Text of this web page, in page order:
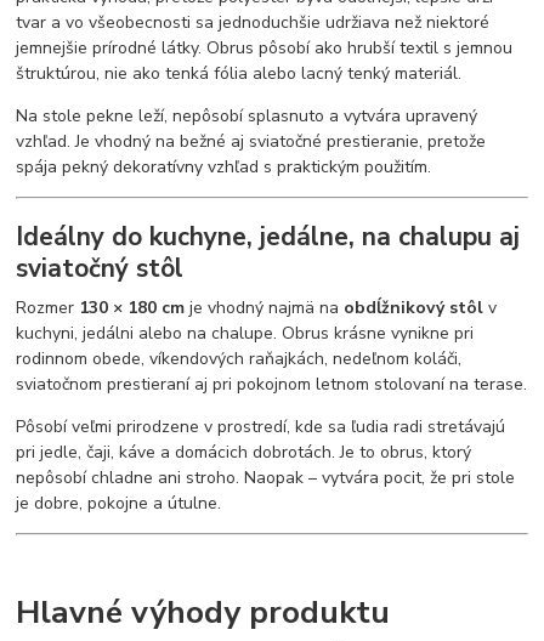
tvar a vo všeobecnosti sa jednoduchšie udržiava než niektoré
jemnejšie prírodné látky. Obrus pôsobí ako hrubší textil s jemnou
štruktúrou, nie ako tenká fólia alebo lacný tenký materiál.
Na stole pekne leží, nepôsobí splasnuto a vytvára upravený
vzhľad. Je vhodný na bežné aj sviatočné prestieranie, pretože
spája pekný dekoratívny vzhľad s praktickým použitím.
Ideálny do kuchyne, jedálne, na chalupu aj
sviatočný stôl
Rozmer 130 × 180 cm je vhodný najmä na obdĺžnikový stôl v
kuchyni, jedálni alebo na chalupe. Obrus krásne vynikne pri
rodinnom obede, víkendových raňajkách, nedeľnom koláči,
sviatočnom prestieraní aj pri pokojnom letnom stolovaní na terase.
Pôsobí veľmi prirodzene v prostredí, kde sa ľudia radi stretávajú
pri jedle, čaji, káve a domácich dobrotách. Je to obrus, ktorý
nepôsobí chladne ani stroho. Naopak – vytvára pocit, že pri stole
je dobre, pokojne a útulne.
Hlavné výhody produktu